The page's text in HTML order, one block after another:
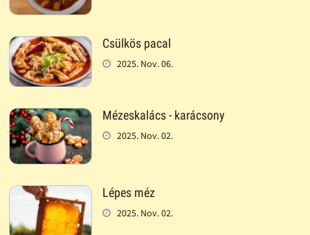
Csülkös pacal
2025. Nov. 06.
Mézeskalács - karácsony
2025. Nov. 02.
Lépes méz
2025. Nov. 02.